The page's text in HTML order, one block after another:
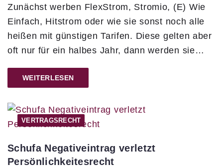
Zunächst werben FlexStrom, Stromio, (E) Wie
Einfach, Hitstrom oder wie sie sonst noch alle
heißen mit günstigen Tarifen. Diese gelten aber
oft nur für ein halbes Jahr, dann werden sie…
WEITERLESEN
VERTRAGSRECHT
Schufa Negativeintrag verletzt
Persönlichkeitesrecht